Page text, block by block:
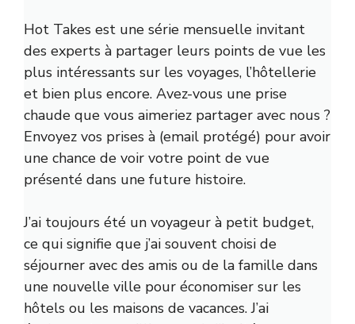
Hot Takes est une série mensuelle invitant
des experts à partager leurs points de vue les
plus intéressants sur les voyages, l’hôtellerie
et bien plus encore. Avez-vous une prise
chaude que vous aimeriez partager avec nous ?
Envoyez vos prises à (email protégé) pour avoir
une chance de voir votre point de vue
présenté dans une future histoire.
J’ai toujours été un voyageur à petit budget,
ce qui signifie que j’ai souvent choisi de
séjourner avec des amis ou de la famille dans
une nouvelle ville pour économiser sur les
hôtels ou les maisons de vacances. J’ai